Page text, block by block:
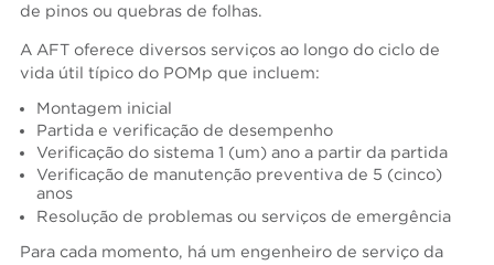
de pinos ou quebras de folhas.
A AFT oferece diversos serviços ao longo do ciclo de
vida útil típico do POMp que incluem:
Montagem inicial
Partida e verificação de desempenho
Verificação do sistema 1 (um) ano a partir da partida
Verificação de manutenção preventiva de 5 (cinco)
anos
Resolução de problemas ou serviços de emergência
Para cada momento, há um engenheiro de serviço da